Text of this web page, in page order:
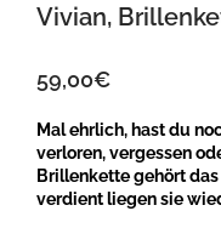
Vivian,
59,00€
Mal ehrlich, hast du
verloren, vergessen
Brillenkette gehört
verdient liegen sie